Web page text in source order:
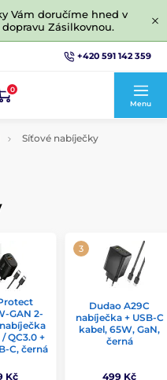
Vám doručíme hned v
Zásilkovnou.
+420 591 142 359
0
Menu
Síťové nabíječky
GAN 2-
QC3.0 +
C, černá
Kč
Dudao A29C
nabíječka + USB-C
kabel, 65W, GaN,
černá
499 Kč